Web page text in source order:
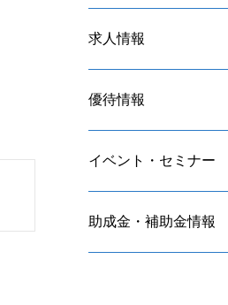
求人情報
優待情報
イベント・セミナー
助成金・補助金情報